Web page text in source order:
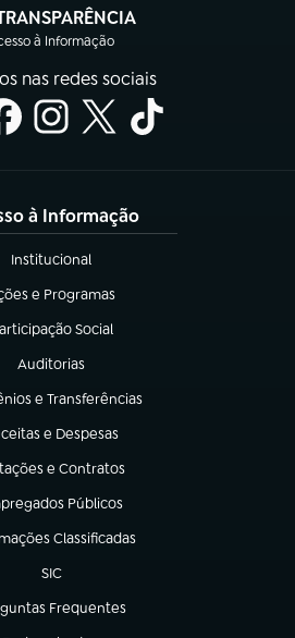
à Informação
(abre em nova aba)
nas redes sociais
à Informação
Institucional
(abre em nova aba)
e Programas
em nova aba)
Social
em nova aba)
Auditorias
(abre em nova aba)
e Transferências
nova aba)
e Despesas
em nova aba)
e Contratos
em nova aba)
Públicos
em nova aba)
Classificadas
em nova aba)
SIC
(abre em nova aba)
Frequentes
em nova aba)